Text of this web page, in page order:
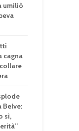
umiliò
cagna
Belve:
sì,